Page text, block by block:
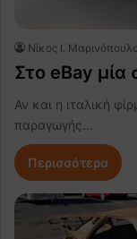
Nίκος Ι.
Στο eBay
Αν και η ιταλική
παραγωγής…
Περισσότερα